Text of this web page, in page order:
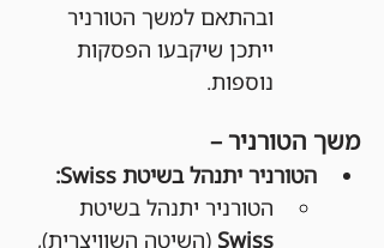
ובהתאם למשך הטורניר
ייתכן שיקבעו הפסקות
נוספות.
משך הטורניר –
הטורניר יתנהל בשיטת Swiss:
הטורניר יתנהל בשיטת
Swiss (השיטה השוויצרית),